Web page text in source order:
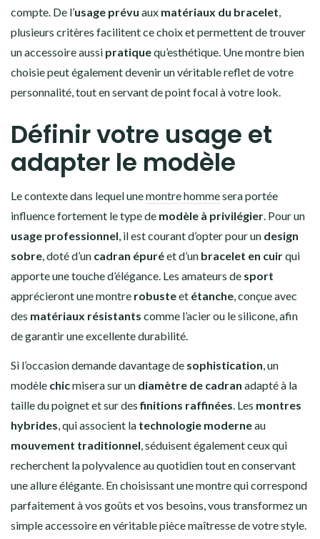
compte. De l’usage prévu aux matériaux du bracelet,
plusieurs critères facilitent ce choix et permettent de trouver
un accessoire aussi pratiquequ’esthétique. Une montre bien
choisie peut également devenir un véritable reflet de votre
personnalité, tout en servant de point focal à votre look.
Définir votre usage et
adapter le modèle
Le contexte dans lequel unemontre hommesera portée
influence fortement le type de modèle à privilégier. Pour un
usage professionnel, il est courant d’opter pour un design
sobre, doté d’un cadran épuréet d’un bracelet en cuirqui
apporte une touche d’élégance. Les amateurs de sport
apprécieront une montre robusteet étanche, conçue avec
des matériaux résistants comme l’acier ou le silicone, afin
de garantir une excellente durabilité.
Si l’occasion demande davantage de sophistication, un
modèle chicmisera sur un diamètre de cadran adapté à la
taille du poignet et sur desfinitions raffinées. Les montres
hybrides, qui associent la technologie moderneau
mouvement traditionnel, séduisent également ceux qui
recherchent la polyvalence au quotidien tout en conservant
une allure élégante. En choisissant une montre qui correspond
parfaitement à vos goûts et vos besoins, vous transformez un
simple accessoire en véritable pièce maîtresse de votre style.